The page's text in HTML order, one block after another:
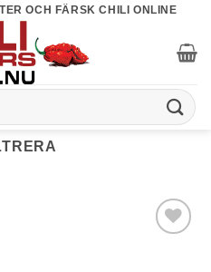
OCH FÄRSK CHILI ONLINE